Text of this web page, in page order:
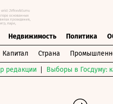
Недвижимость Политика
Капитал Страна
редакции Выборы в Госдуму: